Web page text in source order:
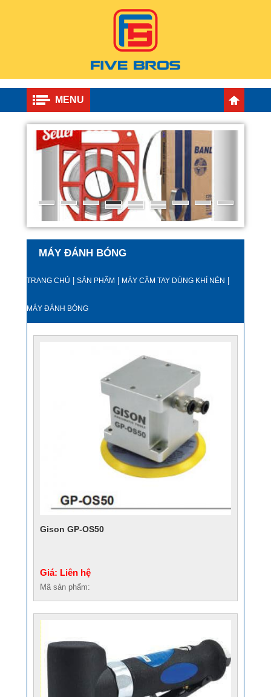
MENU
MÁY ĐÁNH BÓNG
TRANG CHỦ SẢN PHẨM MÁY CẦM TAY DÙNG KHÍ NÉN
MÁY ĐÁNH BÓNG
Gison GP-OS50
Giá: Liên hệ
Mã sản phẩm: